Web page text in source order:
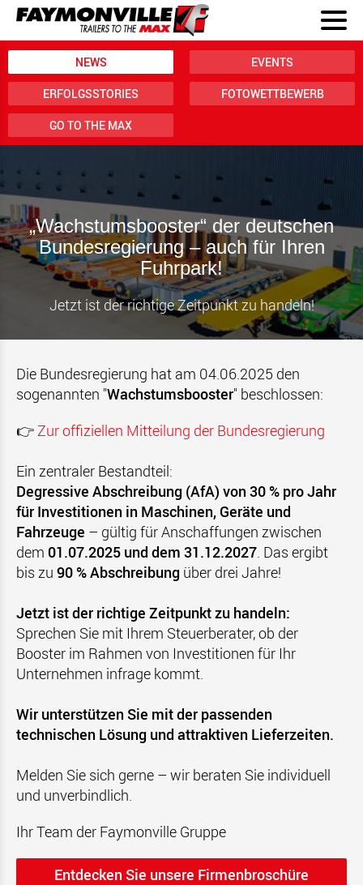
NEWS EVENTS
ERFOLGSSTORIES FOTOWETTBEWERB
GO TO THE MAX
„Wachstumsbooster“ der deutschen
Bundesregierung – auch für Ihren
Fuhrpark!
Jetzt ist der richtige Zeitpunkt zu handeln!
Die Bundesregierung hat am 04.06.2025 den
sogenannten "Wachstumsbooster" beschlossen:
👉Zur offiziellen Mitteilung der Bundesregierung
Ein zentraler Bestandteil:
Degressive Abschreibung (AfA) von 30 % pro Jahr
für Investitionen in Maschinen, Geräte und
Fahrzeuge – gültig für Anschaffungen zwischen
dem 01.07.2025 und dem 31.12.2027. Das ergibt
bis zu 90 % Abschreibung über drei Jahre!
Jetzt ist der richtige Zeitpunkt zu handeln:
Sprechen Sie mit Ihrem Steuerberater, ob der
Booster im Rahmen von Investitionen für Ihr
Unternehmen infrage kommt.
Wir unterstützen Sie mit der passenden
technischen Lösung und attraktiven Lieferzeiten.
Melden Sie sich gerne – wir beraten Sie individuell
und unverbindlich.
Ihr Team der Faymonville Gruppe
Entdecken Sie unsere Firmenbroschüre